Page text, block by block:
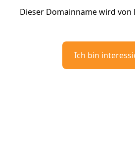
Dieser Domainname wird
Ich bin